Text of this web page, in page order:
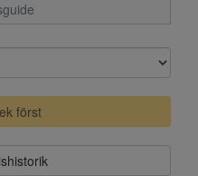
först